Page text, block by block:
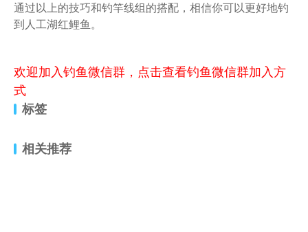
通过以上的技巧和钓竿线组的搭配，相信你可以更好地钓
到人工湖红鲤鱼。
欢迎加入钓鱼微信群，点击查看钓鱼微信群加入方
式
标签
相关推荐